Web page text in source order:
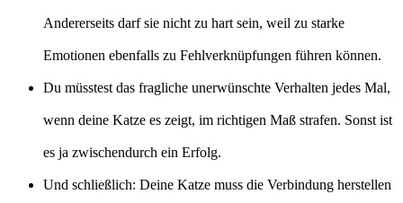
Andererseits darf sie nicht zu hart sein, weil zu starke
Emotionen ebenfalls zu Fehlverknüpfungen führen können.
Du müsstest das fragliche unerwünschte Verhalten jedes Mal,
wenn deine Katze es zeigt, im richtigen Maß strafen. Sonst ist
es ja zwischendurch ein Erfolg.
Und schließlich: Deine Katze muss die Verbindung herstellen